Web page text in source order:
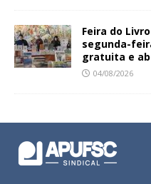
Feira do
segunda-
gratuita e
04/08/2026